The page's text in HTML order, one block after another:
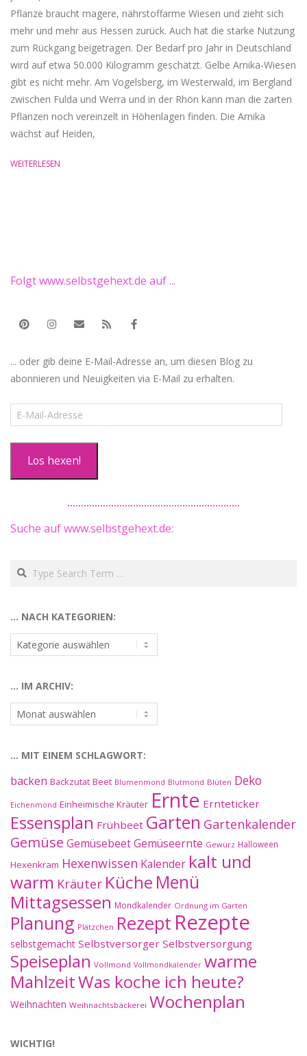
Pflanze braucht magere, nährstoffarme Wiesen und zieht sich
mehr und mehr aus Hessen zurück. Auch hat die starke Nutzung
zum Rückgang beigetragen. Der Bedarf pro Jahr in Deutschland
wird auf etwa 50.000 Kilogramm geschätzt. Gelbe Arnika-Wiesen
gibt es nicht mehr. Am Vogelsberg, im Westerwald, im Bergland
zwischen Fulda und Werra und in der Rhön kann man die zarten
Pflanzen noch vereinzelt in Höhenlagen finden. Die Arnika
wächst auf Heiden,
WEITERLESEN
Folgt www.selbstgehext.de auf ...
... oder gib deine E-Mail-Adresse an, um diesen Blog zu
abonnieren und Neuigkeiten via E-Mail zu erhalten.
E-
Mail-
Los hexen!
Suche auf www.selbstgehext.de:
Search
… NACH KATEGORIEN:
…
nach
… IM ARCHIV:
…
im
… MIT EINEM SCHLAGWORT:
backen Backzutat Beet Blumenmond Blutmond Blüten Deko
Eichenmond Einheimische Kräuter Ernte Ernteticker
Essensplan Frühbeet Garten Gartenkalender
Gemüse GemüsebeetGemüseernte Gewürz Halloween
Hexenkram Hexenwissen Kalender kalt und
warm Kräuter Küche Menü
Mittagsessen Mondkalender Ordnung im Garten
Planung Plätzchen Rezept Rezepte
selbstgemacht Selbstversorger Selbstversorgung
Speiseplan Vollmond Vollmondkalender warme
MahlzeitWas koche ich heute?
Weihnachten Weihnachtsbäckerei Wochenplan
WICHTIG!